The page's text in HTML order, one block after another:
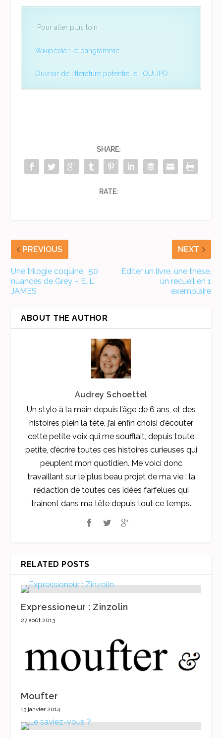
Pour aller plus loin
Wikipédia : le pangramme
Ouvroir de littérature potentielle : OULIPO
SHARE:
RATE:
PREVIOUS
Une trilogie coquine : 50
nuances de Grey – E. L.
JAMES
NEXT
Editer un livre, une thèse,
un recueil en 1
exemplaire
ABOUT THE AUTHOR
Audrey Schoettel
Un stylo à la main depuis l’âge de 6 ans, et des
histoires plein la tête, j’ai enfin choisi d’écouter
cette petite voix qui me soufflait, depuis toute
petite, d’écrire toutes ces histoires curieuses qui
peuplent mon quotidien. Me voici donc
travaillant sur le plus beau projet de ma vie : la
rédaction de toutes ces idées farfelues qui
trainent dans ma tête depuis tout ce temps.
RELATED POSTS
Expressioneur : Zinzolin
27 août 2013
Moufter
13 janvier 2014